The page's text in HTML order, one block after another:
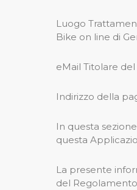
Luogo
Bike on line di
eMail Titolare
Indirizzo della
In questa
questa
La presente
del